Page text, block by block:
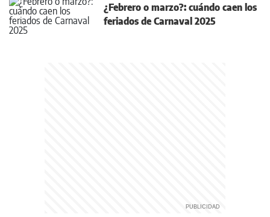
¿Febrero o marzo?: cuándo caen los
feriados de Carnaval 2025